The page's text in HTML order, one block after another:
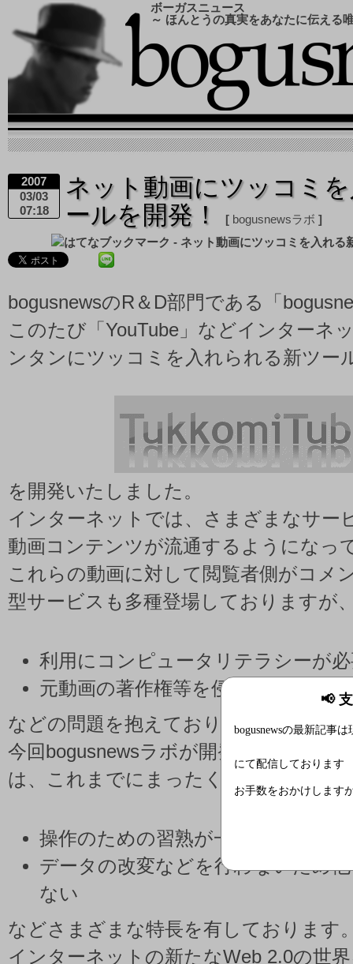
📢
bogusnewsの最新記事は
にて配信しております
お手数をおかけします
ボーガスニュース
～ ほんとうの真実をあなたに伝える
2007
03/03
07:18
ネット動画にツッコミ
ールを開発！
bogusnewsラボ
bogusnewsのR＆D部門である「
このたび「YouTube」などインターネ
ンタンにツッコミを入れられる新ツー
を開発いたしました。
インターネットでは、さまざまなサー
動画コンテンツが流通するようになっ
これらの動画に対して閲覧者側がコメ
型サービスも多種登場しておりますが
利用にコンピュータリテラシーが
元動画の著作権等を侵害する可能性
などの問題を抱えておりました。
今回bogusnewsラボが開発いたしまし
は、これまでにまったくない新技術の
操作のための習熟が一切不要
データの改変などを行わないため
ない
などさまざまな特長を有しております
インターネットの新たなWeb 2.0の世